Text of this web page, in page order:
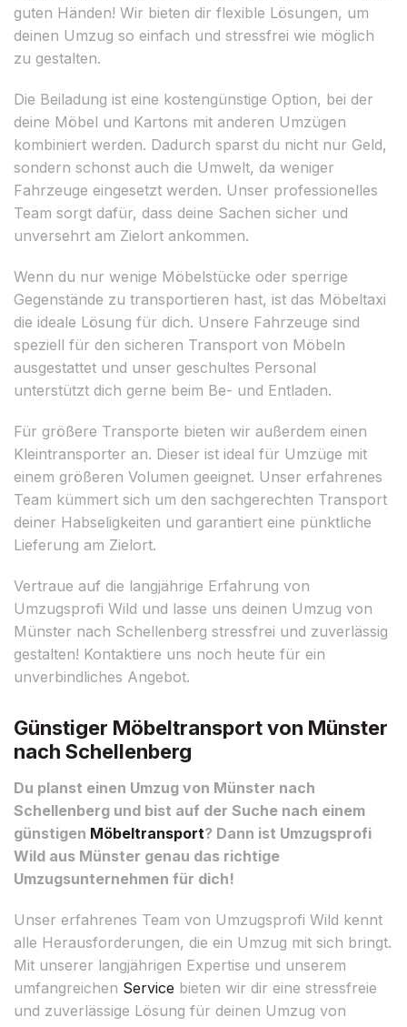
guten Händen! Wir bieten dir flexible Lösungen, um
deinen Umzug so einfach und stressfrei wie möglich
zu gestalten.
Die Beiladung ist eine kostengünstige Option, bei der
deine Möbel und Kartons mit anderen Umzügen
kombiniert werden. Dadurch sparst du nicht nur Geld,
sondern schonst auch die Umwelt, da weniger
Fahrzeuge eingesetzt werden. Unser professionelles
Team sorgt dafür, dass deine Sachen sicher und
unversehrt am Zielort ankommen.
Wenn du nur wenige Möbelstücke oder sperrige
Gegenstände zu transportieren hast, ist das Möbeltaxi
die ideale Lösung für dich. Unsere Fahrzeuge sind
speziell für den sicheren Transport von Möbeln
ausgestattet und unser geschultes Personal
unterstützt dich gerne beim Be- und Entladen.
Für größere Transporte bieten wir außerdem einen
Kleintransporter an. Dieser ist ideal für Umzüge mit
einem größeren Volumen geeignet. Unser erfahrenes
Team kümmert sich um den sachgerechten Transport
deiner Habseligkeiten und garantiert eine pünktliche
Lieferung am Zielort.
Vertraue auf die langjährige Erfahrung von
Umzugsprofi Wild und lasse uns deinen Umzug von
Münster nach Schellenberg stressfrei und zuverlässig
gestalten! Kontaktiere uns noch heute für ein
unverbindliches Angebot.
Günstiger Möbeltransport von Münster
nach Schellenberg
Du planst einen Umzug von Münster nach
Schellenberg und bist auf der Suche nach einem
günstigen Möbeltransport? Dann ist Umzugsprofi
Wild aus Münster genau das richtige
Umzugsunternehmen für dich!
Unser erfahrenes Team von Umzugsprofi Wild kennt
alle Herausforderungen, die ein Umzug mit sich bringt.
Mit unserer langjährigen Expertise und unserem
umfangreichen Service bieten wir dir eine stressfreie
und zuverlässige Lösung für deinen Umzug von